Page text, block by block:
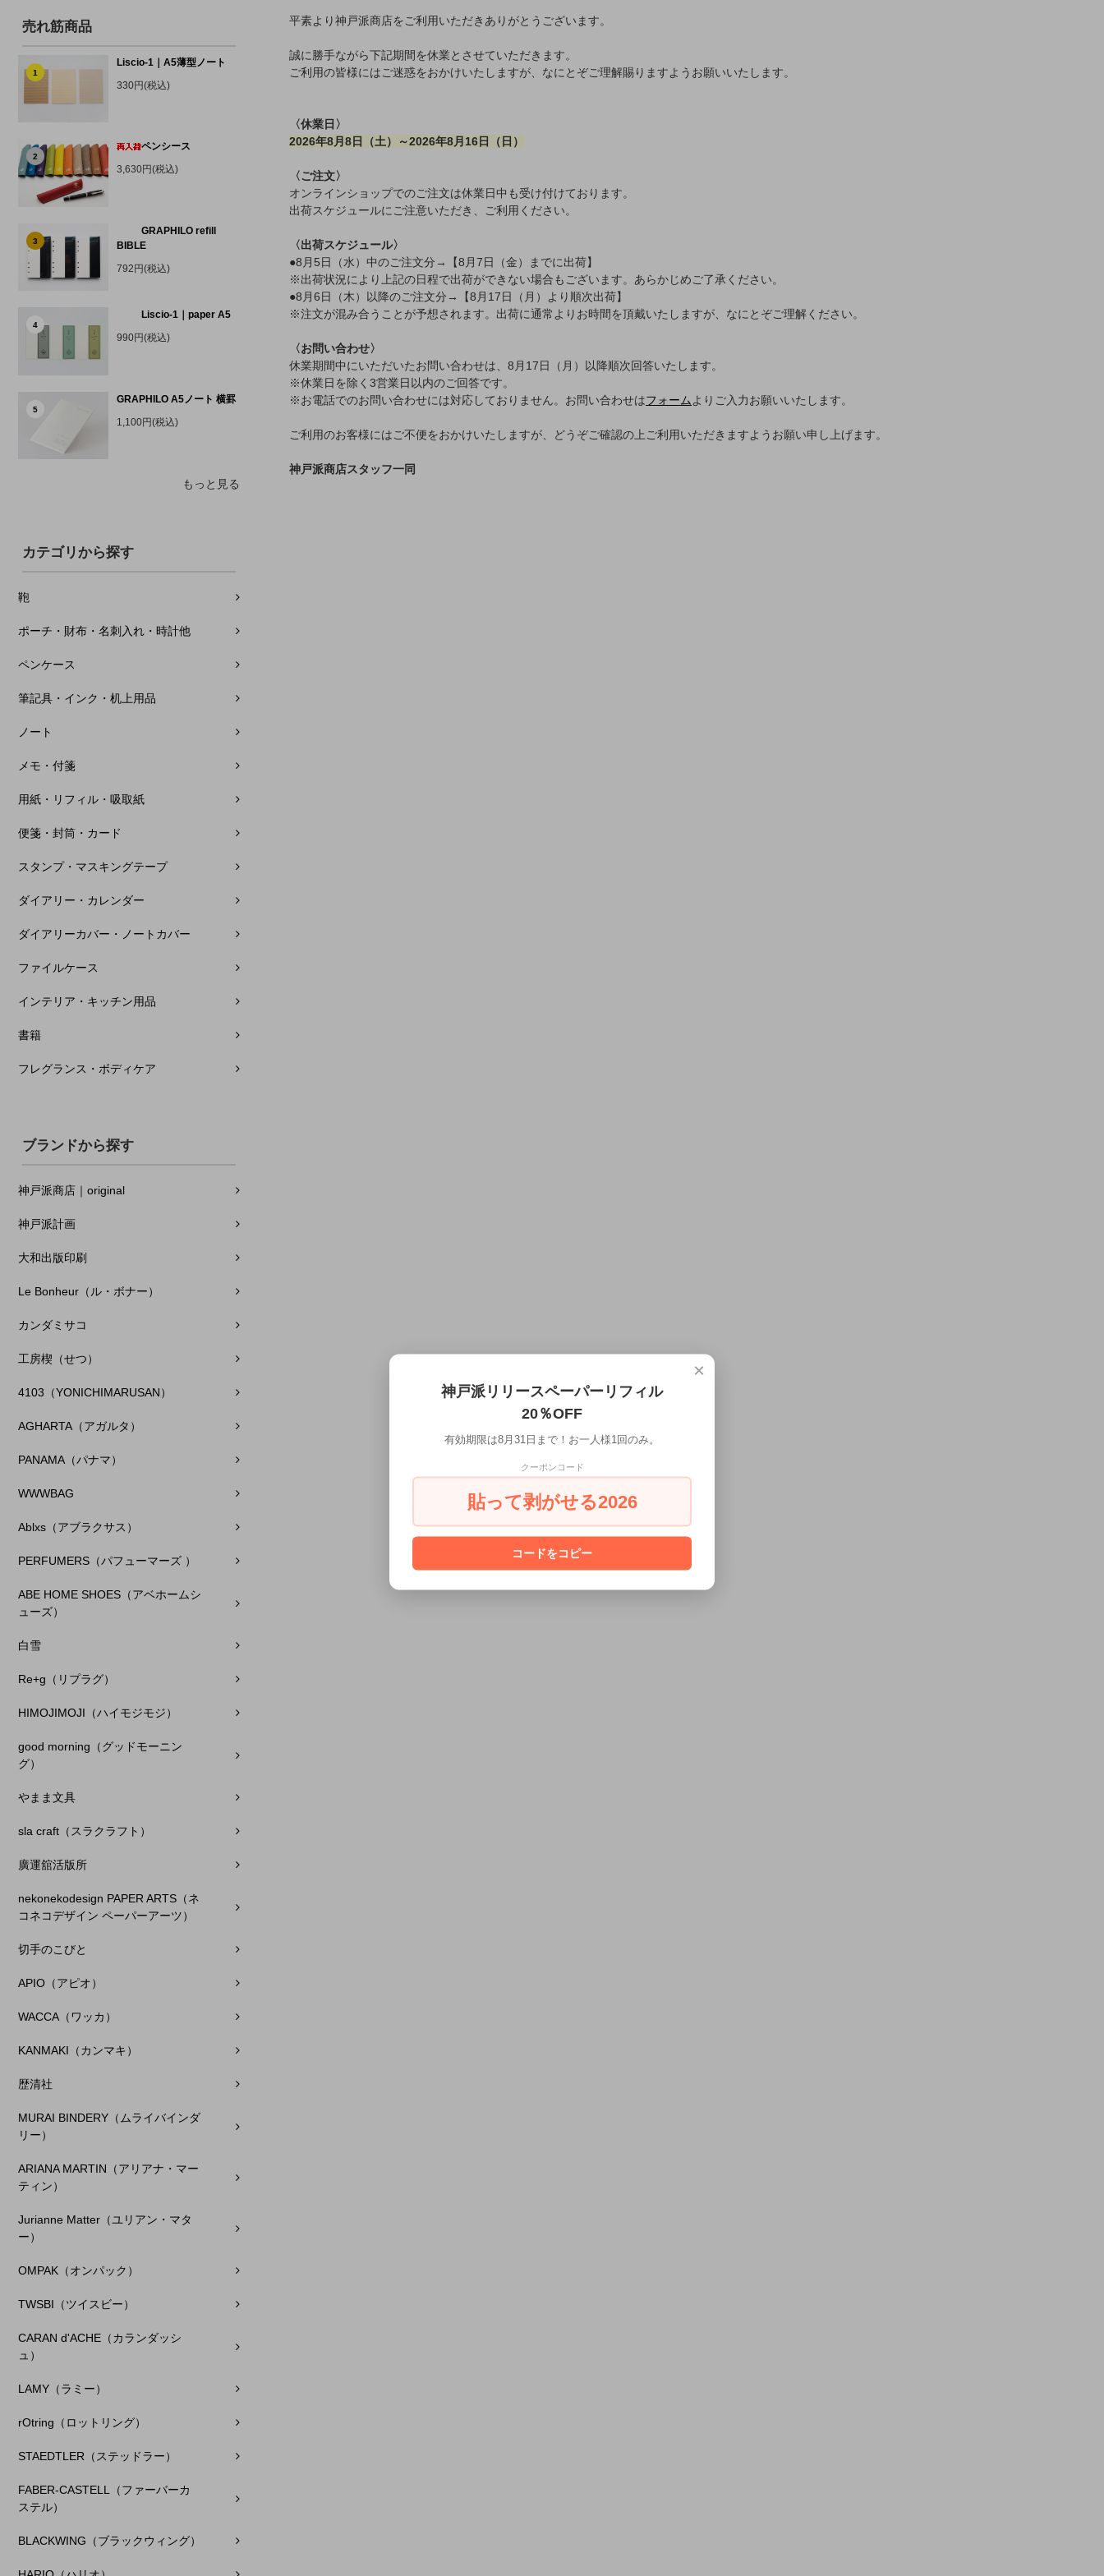
売れ筋商品
1
Liscio-1｜A5薄型ノート
330円(税込)
2
ペンシース
3,630円(税込)
3
GRAPHILO refill
BIBLE
792円(税込)
4
Liscio-1｜paper A5
990円(税込)
5
GRAPHILO A5ノート 横罫
1,100円(税込)
もっと見る
カテゴリから探す
鞄
ポーチ・財布・名刺入れ・時計他
ペンケース
筆記具・インク・机上用品
ノート
メモ・付箋
用紙・リフィル・吸取紙
便箋・封筒・カード
スタンプ・マスキングテープ
ダイアリー・カレンダー
ダイアリーカバー・ノートカバー
ファイルケース
インテリア・キッチン用品
書籍
フレグランス・ボディケア
ブランドから探す
神戸派商店｜original
神戸派計画
大和出版印刷
Le Bonheur（ル・ボナー）
カンダミサコ
工房楔（せつ）
4103（YONICHIMARUSAN）
AGHARTA（アガルタ）
PANAMA（パナマ）
WWWBAG
Ablxs（アブラクサス）
PERFUMERS（パフューマーズ ）
ABE HOME SHOES（アベホームシ
ューズ）
白雪
Re+g（リプラグ）
HIMOJIMOJI（ハイモジモジ）
good morning（グッドモーニン
グ）
やまま文具
sla craft（スラクラフト）
廣運舘活版所
nekonekodesign PAPER ARTS（ネ
コネコデザイン ペーパーアーツ）
切手のこびと
APIO（アピオ）
WACCA（ワッカ）
KANMAKI（カンマキ）
歴清社
MURAI BINDERY（ムライバインダ
リー）
ARIANA MARTIN（アリアナ・マー
ティン）
Jurianne Matter（ユリアン・マタ
ー）
OMPAK（オンパック）
TWSBI（ツイスビー）
CARAN d'ACHE（カランダッシ
ュ）
LAMY（ラミー）
rOtring（ロットリング）
STAEDTLER（ステッドラー）
FABER-CASTELL（ファーバーカ
ステル）
BLACKWING（ブラックウィング）
平素より神戸派商店をご利用いただきありがとうございます。
誠に勝手ながら下記期間を休業とさせていただきます。
ご利用の皆様にはご迷惑をおかけいたしますが、なにとぞご理解賜りますようお願いいたします。
〈休業日〉
2026年8月8日（土）～2026年8月16日（日）
〈ご注文〉
オンラインショップでのご注文は休業日中も受け付けております。
出荷スケジュールにご注意いただき、ご利用ください。
〈出荷スケジュール〉
●8月5日（水）中のご注文分→【8月7日（金）までに出荷】
※出荷状況により上記の日程で出荷ができない場合もございます。あらかじめご了承ください。
●8月6日（木）以降のご注文分→【8月17日（月）より順次出荷】
※注文が混み合うことが予想されます。出荷に通常よりお時間を頂戴いたしますが、なにとぞご理解ください。
〈お問い合わせ〉
休業期間中にいただいたお問い合わせは、8月17日（月）以降順次回答いたします。
※休業日を除く3営業日以内のご回答です。
※お電話でのお問い合わせには対応しておりません。お問い合わせはフォーム よりご入力お願いいたします。
ご利用のお客様にはご不便をおかけいたしますが、どうぞご確認の上ご利用いただきますようお願い申し上げます。
神戸派商店スタッフ一同
×
神戸派リリースペーパーリフィル
20％OFF
有効期限は8月31日まで！お一人様1回のみ。
クーポンコード
貼って剥がせる2026
コードをコピー